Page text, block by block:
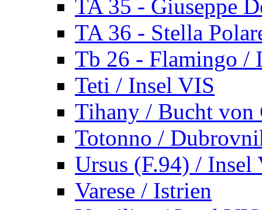
TA 35 - Giuseppe
TA 36 - Stella
Tb 26 - Flamingo /
Teti / Insel VIS
Tihany / Bucht von
Totonno /
Ursus (F.94) / Insel
Varese / Istrien